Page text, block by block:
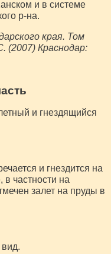
и в системе
р-на.
края. Том
Краснодар:
и гнездящийся
и гнездится на
частности на
залет на пруды в